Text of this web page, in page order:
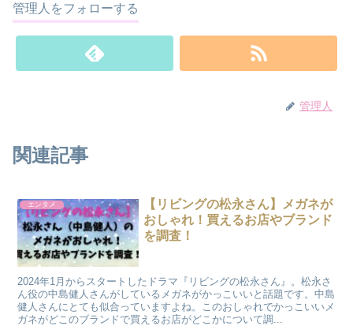
管理人をフォローする
管理人
関連記事
エンタメ
【リビングの松永さん】メガネが
おしゃれ！買えるお店やブランド
を調査！
2024年1月からスタートしたドラマ『リビングの松永さん』。松永さ
ん役の中島健人さんがしているメガネがかっこいいと話題です。中島
健人さんにとても似合っていますよね。このおしゃれでかっこいいメ
ガネがどこのブランドで買えるお店がどこかについて調...